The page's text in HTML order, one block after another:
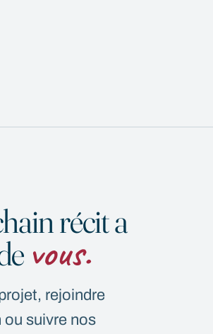
récit a
vous.
rejoindre
ou suivre nos